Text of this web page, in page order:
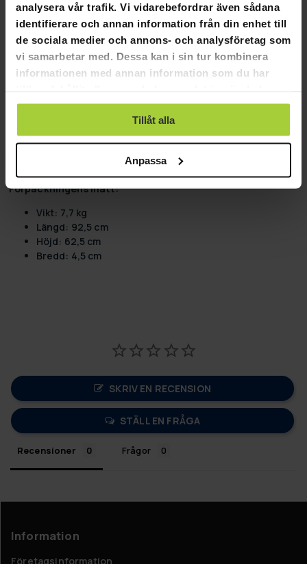
analysera vår trafik. Vi vidarebefordrar även sådana
identifierare och annan information från din enhet till
de sociala medier och annons- och analysföretag som
vi samarbetar med. Dessa kan i sin tur kombinera
informationen med annan information som du har
använt deras tjänster.
Tillåt alla
Anpassa
Det här rymliga valphagen består av sex robusta, pålitliga
stålpaneler som är lätta att montera och forma som du
önskar för ditt hem. När valphag Trekker L är perfekt för
större kullar och moderdjur.
Svart färg
Fritt formbar
Förpackningens mått:
Vikt: 7,7 kg
Längd: 92,5 cm
Höjd: 62,5 cm
Bredd: 4,5 cm
SKRIV EN RECENSION
STÄLL EN FRÅGA
Recensioner Frågor
Information
Företagsinformation